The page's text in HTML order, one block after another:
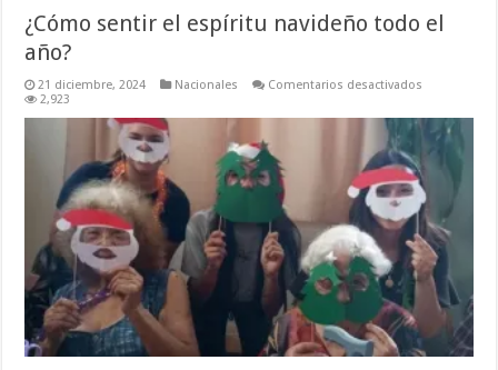
¿Cómo sentir el espíritu navideño todo el
año?
21 diciembre, 2024 Nacionales Comentarios desactivados
espíritu
navideño
el
año?
2,923